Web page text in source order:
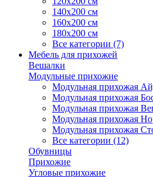
140х200 см
160х200 см
180х200 см
Все категории (7)
Мебель для прихожей
Вешалки
Модульные прихожие
Модульная прихожая
Модульная прихожая
Модульная прихожая
Модульная прихожая
Модульная прихожая
Все категории (12)
Обувницы
Прихожие
Угловые прихожие